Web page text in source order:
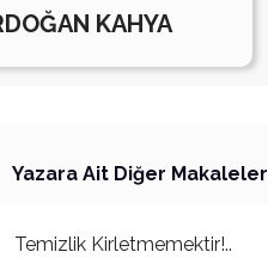
KAHYA
Yazara Ait Diğer Makaleler
Temizlik Kirletmemektir!..